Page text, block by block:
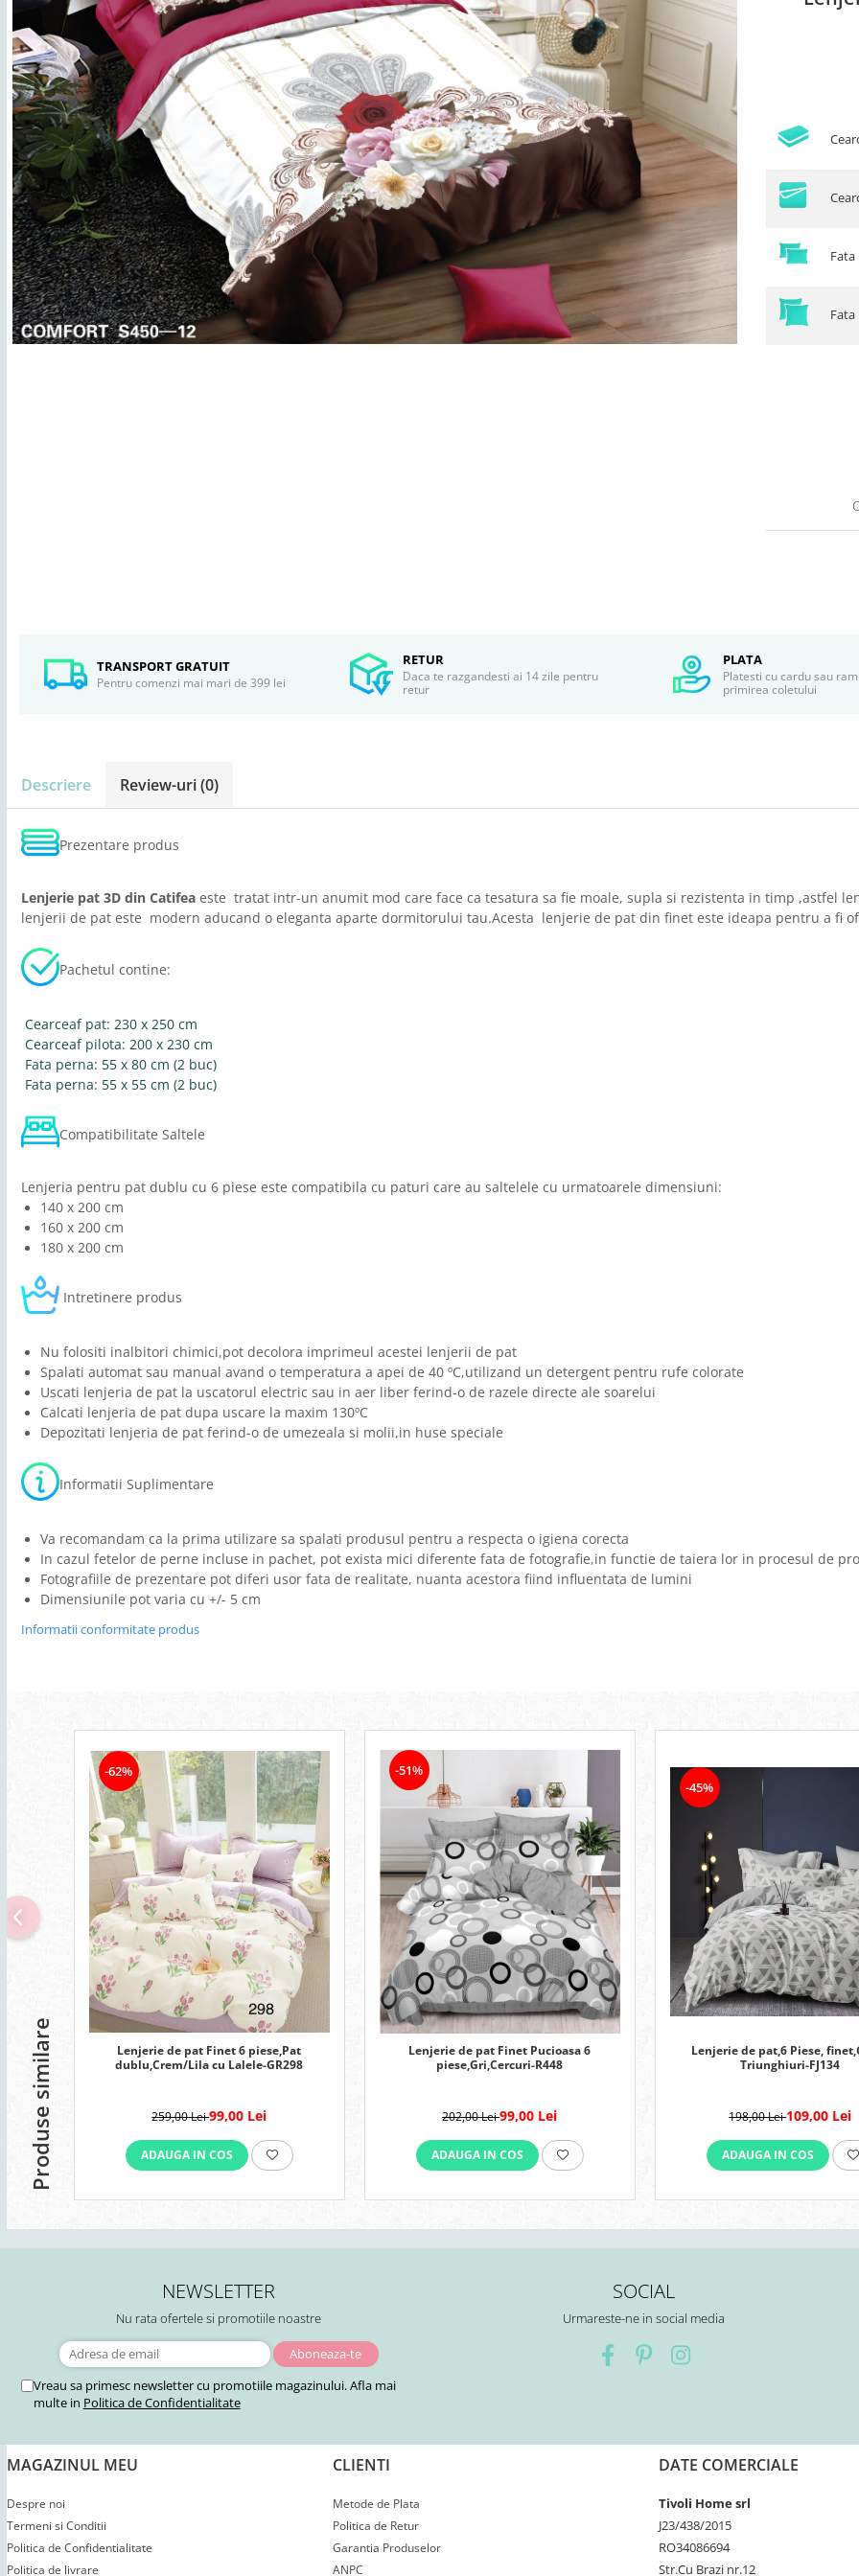
Lenjerii de pat Bumbac 100%
Lenjerii de pat Cocolino
Lenjerii de pat Finet + 2 Draperii
Lenjerii de pat Saten 4 piese cu
elastic
Fata
Fata
TRANSPORT GRATUIT
Pentru comenzi mai mari de 399 lei
RETUR
Daca te razgandesti ai 14 zile pentru
retur
PLATA
Platesti cu cardu sau
primirea coletului
Descriere Review-uri(0)
Prezentare produs
Lenjerie pat 3D din Catifeaeste tratat intr-un anumit mod care face ca tesatura sa fie moale, supla si rezistenta in timp ,astfel
lenjerii de pat este modern aducand o eleganta aparte dormitorului tau.Acesta lenjerie de pat din finet este ideapa pentru a fi
Pachetul contine:
Cearceaf pat: 230 x 250 cm
Cearceaf pilota: 200 x 230 cm
Fata perna: 55 x 80 cm (2 buc)
Fata perna: 55 x 55 cm (2 buc)
Compatibilitate Saltele
Lenjeria pentru pat dublu cu 6 piese este compatibila cu paturi care au saltelele cu urmatoarele dimensiuni:
140 x 200 cm
160 x 200 cm
180 x 200 cm
Intretinere produs
Nu folositi inalbitori chimici,pot decolora imprimeul acestei lenjerii de pat
Spalati automat sau manual avand o temperatura a apei de 40 ºC,utilizand un detergent pentru rufe colorate
Uscati lenjeria de pat la uscatorul electric sau in aer liber ferind-o de razele directe ale soarelui
Calcati lenjeria de pat dupa uscare la maxim 130ºC
Depozitati lenjeria de pat ferind-o de umezeala si molii,in huse speciale
Informatii Suplimentare
Va recomandam ca la prima utilizare sa spalati produsul pentru a respecta o igiena corecta
In cazul fetelor de perne incluse in pachet, pot exista mici diferente fata de fotografie,in functie de taiera lor in procesul de
Fotografiile de prezentare pot diferi usor fata de realitate, nuanta acestora fiind influentata de lumini
Dimensiunile pot varia cu +/- 5 cm
Informatii conformitate produs
Produse similare
-62%
Lenjerie de pat Finet 6 piese,Pat
dublu,Crem/Lila cu Lalele-GR298
259,00 Lei99,00 Lei
ADAUGA IN COS
-51%
Lenjerie de pat Finet Pucioasa 6
piese,Gri,Cercuri-R448
202,00 Lei99,00 Lei
ADAUGA IN COS
-45%
Lenjerie de pat,6 Piese,
Triunghiuri-FJ134
198,00 Lei109,00 Lei
ADAUGA IN COS
NEWSLETTER
Nu rata ofertele si promotiile noastre
Vreau sa primesc newsletter cu promotiile magazinului. Afla mai
multe in Politica de Confidentialitate
SOCIAL
Urmareste-ne in social media
MAGAZINUL MEU
Despre noi
Termeni si Conditii
Politica de Confidentialitate
Politica de livrare
CLIENTI
Metode de Plata
Politica de Retur
Garantia Produselor
ANPC
DATE COMERCIALE
Tivoli Home srl
J23/438/2015
RO34086694
Str.Cu Brazi nr.12